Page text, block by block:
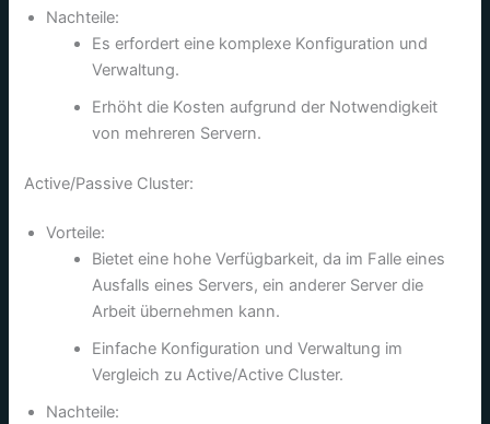
Nachteile:
Es erfordert eine komplexe Konfiguration und
Verwaltung.
Erhöht die Kosten aufgrund der Notwendigkeit
von mehreren Servern.
Active/Passive Cluster:
Vorteile:
Bietet eine hohe Verfügbarkeit, da im Falle eines
Ausfalls eines Servers, ein anderer Server die
Arbeit übernehmen kann.
Einfache Konfiguration und Verwaltung im
Vergleich zu Active/Active Cluster.
Nachteile: